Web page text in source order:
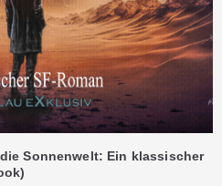
Sonnenwelt: Ein klassischer